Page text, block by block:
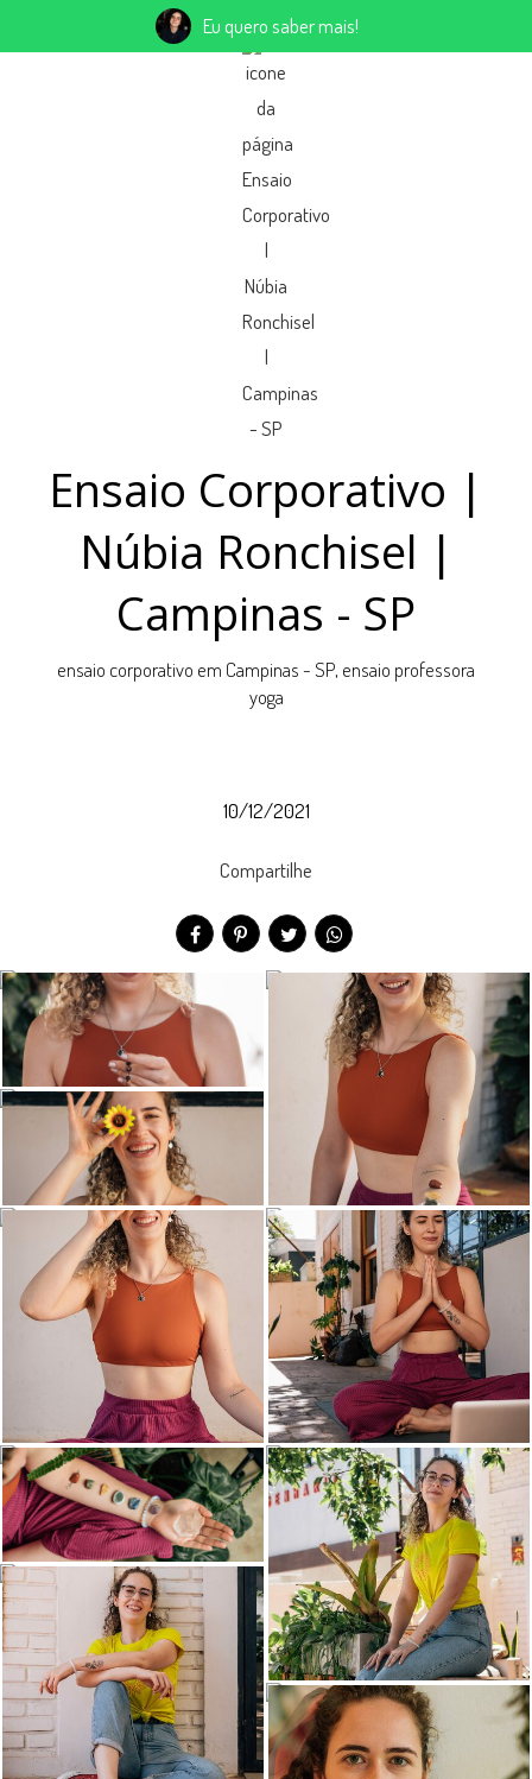
Ensaio Corporativo |
Núbia Ronchisel |
Campinas - SP
ensaio corporativo em Campinas - SP, ensaio professora
yoga
10/12/2021
Compartilhe
Eu quero saber mais!